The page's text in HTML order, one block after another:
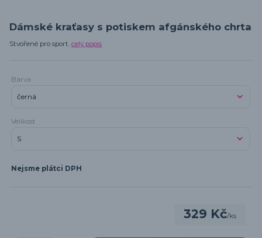
Dámské kraťasy s potiskem afgánského chrta
Stvořené pro sport. celý popis
Barva
Velikost
Nejsme plátci DPH
329 Kč/ks